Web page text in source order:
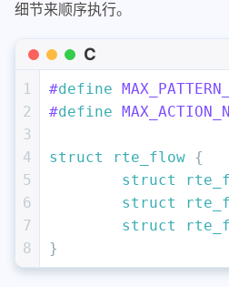
细节来顺序执行。
C
1
2
3
4
5
6
7
8
#define
#define
struct rte_flow {
struct
struct
struct
}